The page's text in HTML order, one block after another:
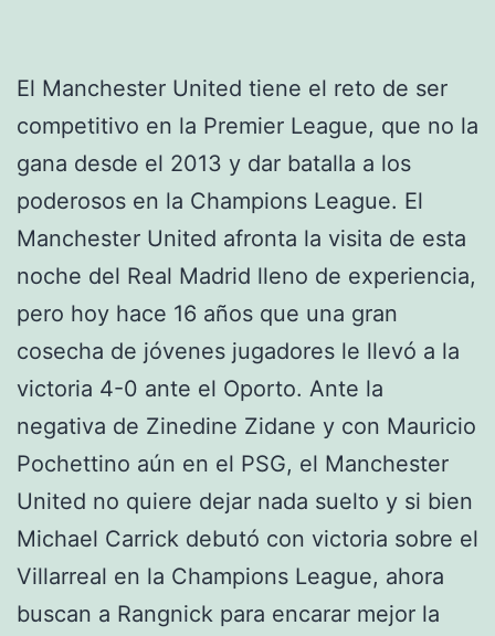
El Manchester United tiene el reto de ser
competitivo en la Premier League, que no la
gana desde el 2013 y dar batalla a los
poderosos en la Champions League. El
Manchester United afronta la visita de esta
noche del Real Madrid lleno de experiencia,
pero hoy hace 16 años que una gran
cosecha de jóvenes jugadores le llevó a la
victoria 4-0 ante el Oporto. Ante la
negativa de Zinedine Zidane y con Mauricio
Pochettino aún en el PSG, el Manchester
United no quiere dejar nada suelto y si bien
Michael Carrick debutó con victoria sobre el
Villarreal en la Champions League, ahora
buscan a Rangnick para encarar mejor la